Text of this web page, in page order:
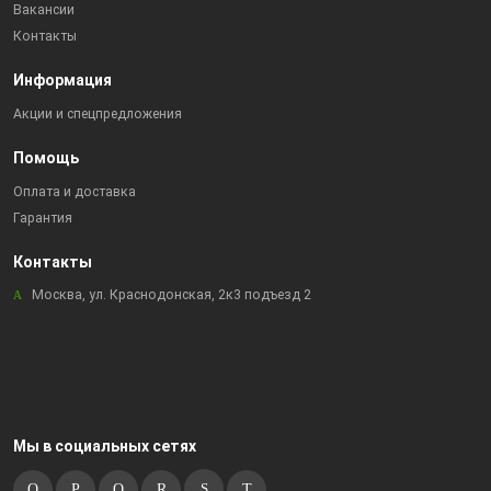
Вакансии
Контакты
Информация
Акции и спецпредложения
Помощь
Оплата и доставка
Гарантия
Контакты
Москва, ул. Краснодонская, 2к3 подъезд 2
Мы в социальных сетях